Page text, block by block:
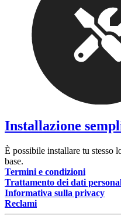
Installazione
È possibile installare tu stesso
base.
Termini e condizioni
Trattamento dei dati
Informativa sulla privacy
Reclami